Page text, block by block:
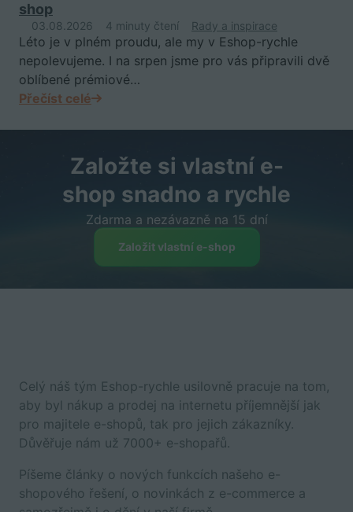
shop
03.08.2026 4 minuty čtení Rady a inspirace
Léto je v plném proudu, ale my v Eshop-rychle
nepolevujeme. I na srpen jsme pro vás připravili dvě
oblíbené prémiové…
Přečíst celé
Založte si vlastní e-
shop snadno a rychle
Zdarma a nezávazně na 15 dní
Založit vlastní e-shop
Celý náš tým Eshop-rychle usilovně pracuje na tom,
aby byl nákup a prodej na internetu příjemnější jak
pro majitele e-shopů, tak pro jejich zákazníky.
Důvěřuje nám už 7000+ e-shopařů.
Píšeme články o nových funkcích našeho e-
shopového řešení, o novinkách z e-commerce a